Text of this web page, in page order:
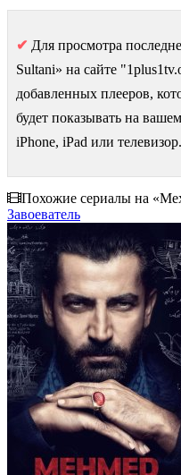
✔ Для просмотра
Sultani» на сайте
добавленных плееров,
будет показывать на
iPhone, iPad или телевизор.
Похожие сериалы на
Завоеватель